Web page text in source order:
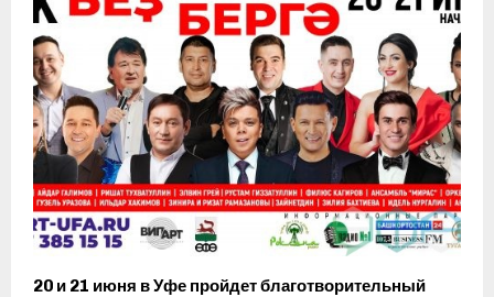
20 и 21 июня в Уфе пройдет благотворительный